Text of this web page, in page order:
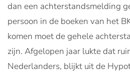
dan een achterstandsmelding
persoon in de boeken van het
komen moet de gehele
zijn. Afgelopen jaar lukte dat
Nederlanders, blijkt uit de